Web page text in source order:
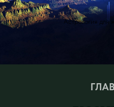
Астрология для